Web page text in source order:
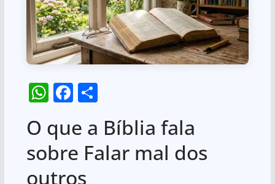
W
h
at
s
A
F
a
c
e
b
S
ar
e
O que a Bíblia fala
sobre Falar mal dos
outros